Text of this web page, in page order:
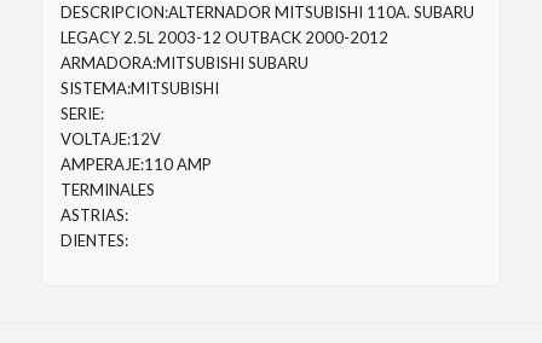
DESCRIPCION:ALTERNADOR MITSUBISHI 110A. SUBARU
LEGACY 2.5L 2003-12 OUTBACK 2000-2012
ARMADORA:MITSUBISHI SUBARU
SISTEMA:MITSUBISHI
SERIE:
VOLTAJE:12V
AMPERAJE:110 AMP
TERMINALES
ASTRIAS:
DIENTES: